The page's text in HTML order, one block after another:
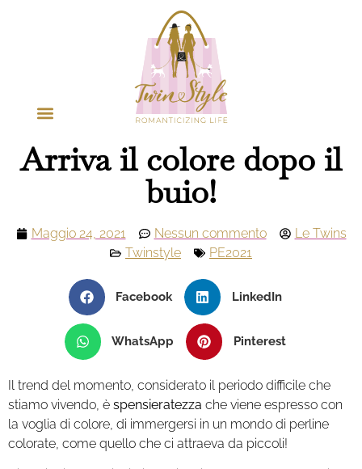
Arriva il colore dopo il
buio!
Maggio 24, 2021 Nessun commento
Le Twins
Twinstyle
PE2021
Facebook LinkedIn
WhatsApp Pinterest
Il trend del momento, considerato il periodo difficile che
stiamo vivendo, è spensieratezza che viene espresso con
la voglia di colore, di immergersi in un mondo di perline
colorate, come quello che ci attraeva da piccoli!